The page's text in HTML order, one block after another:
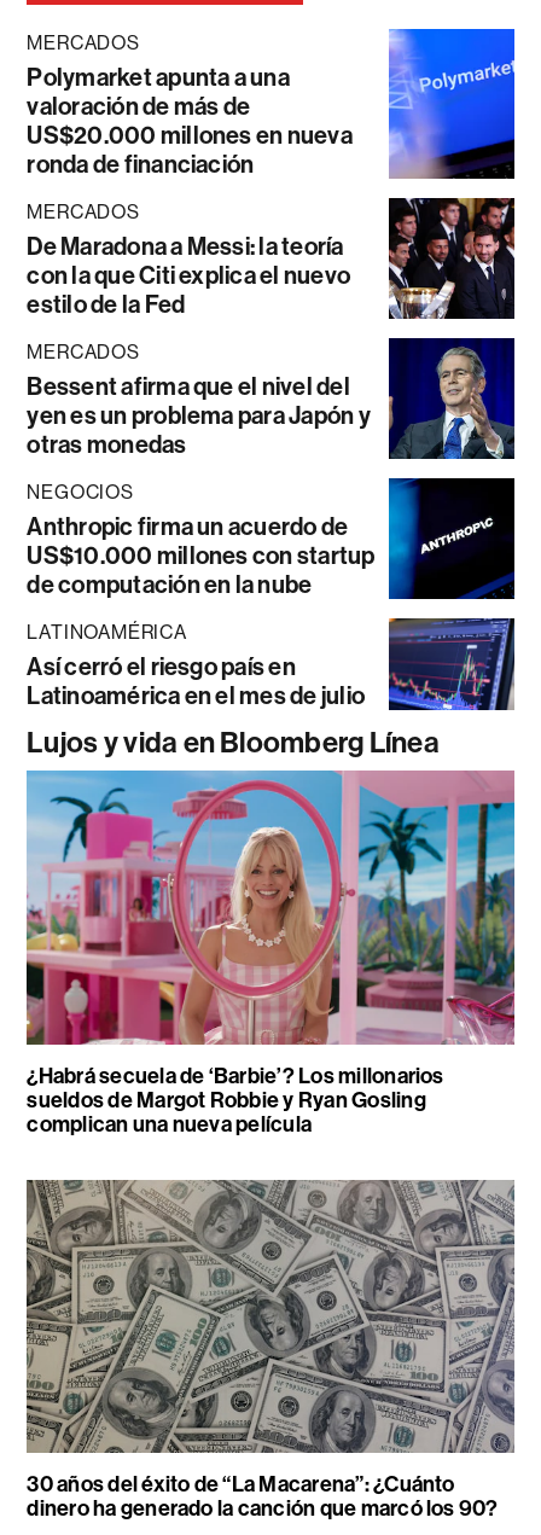
MERCADOS
Polymarket apunta a una
valoración de más de
US$20.000 millones en nueva
ronda de financiación
MERCADOS
De Maradona a Messi: la teoría
con la que Citi explica el nuevo
estilo de la Fed
MERCADOS
Bessent afirma que el nivel del
yen es un problema para Japón y
otras monedas
NEGOCIOS
Anthropic firma un acuerdo de
US$10.000 millones con startup
de computación en la nube
LATINOAMÉRICA
Así cerró el riesgo país en
Latinoamérica en el mes de julio
Lujos y vida en Bloomberg Línea
¿Habrá secuela de ‘Barbie’? Los millonarios
sueldos de Margot Robbie y Ryan Gosling
complican una nueva película
30 años del éxito de “La Macarena”: ¿Cuánto
dinero ha generado la canción que marcó los 90?